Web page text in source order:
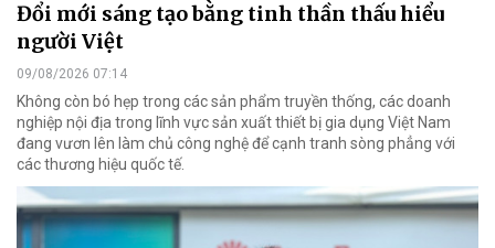
Đổi mới sáng tạo bằng tinh thần thấu hiểu
người Việt
09/08/2026 07:14
Không còn bó hẹp trong các sản phẩm truyền thống, các doanh
nghiệp nội địa trong lĩnh vực sản xuất thiết bị gia dụng Việt Nam
đang vươn lên làm chủ công nghệ để cạnh tranh sòng phẳng với
các thương hiệu quốc tế.